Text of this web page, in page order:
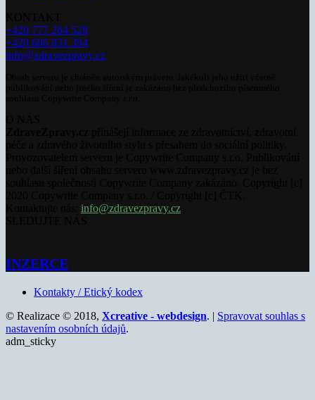
+420 777 264 528
+420 606 831 394
info@zdravezpravy.cz
info@zdravezpravy.cz
INZERCE
Kontakty / Etický kodex
© Realizace © 2018, Xcreative - webdesign. | Spravovat souhlas s
nastavením osobních údajů.
adm_sticky